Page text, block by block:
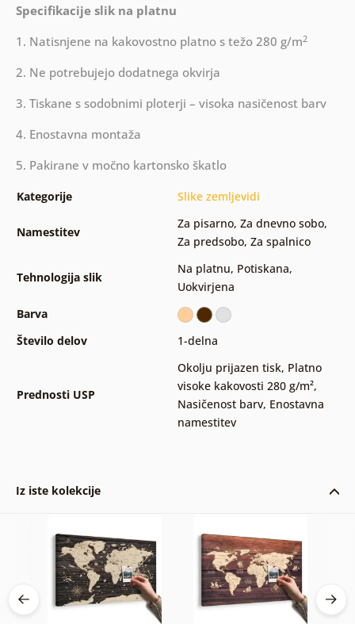
Specifikacije slik na platnu
1. Natisnjene na kakovostno platno s težo 280 g/m2
2. Ne potrebujejo dodatnega okvirja
3. Tiskane s sodobnimi ploterji – visoka nasičenost barv
4. Enostavna montaža
5. Pakirane v močno kartonsko škatlo
Kategorije Slike zemljevidi
Namestitev
Za pisarno, Za dnevno sobo,
Za predsobo, Za spalnico
Tehnologija slik
Na platnu, Potiskana,
Uokvirjena
Barva
Število delov
1-delna
Prednosti USP
Okolju prijazen tisk, Platno
visoke kakovosti 280 g/m²,
Nasičenost barv, Enostavna
namestitev
Iz iste kolekcije